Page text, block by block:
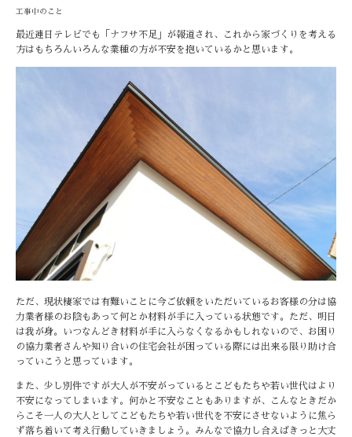
工事中のこと
最近連日テレビでも「ナフサ不足」が報道され、これから家づくりを考える
方はもちろんいろんな業種の方が不安を抱いているかと思います。
ただ、現状棲家では有難いことに今ご依頼をいただいているお客様の分は協
力業者様のお陰もあって何とか材料が手に入っている状態です。ただ、明日
は我が身。いつなんどき材料が手に入らなくなるかもしれないので、お困り
の協力業者さんや知り合いの住宅会社が困っている際には出来る限り助け合
っていこうと思っています。
また、少し別件ですが大人が不安がっているとこどもたちや若い世代はより
不安になってしまいます。何かと不安なこともありますが、こんなときだか
らこそ一人の大人としてこどもたちや若い世代を不安にさせないように焦ら
ず落ち着いて考え行動していきましょう。みんなで協力し合えばきっと大丈